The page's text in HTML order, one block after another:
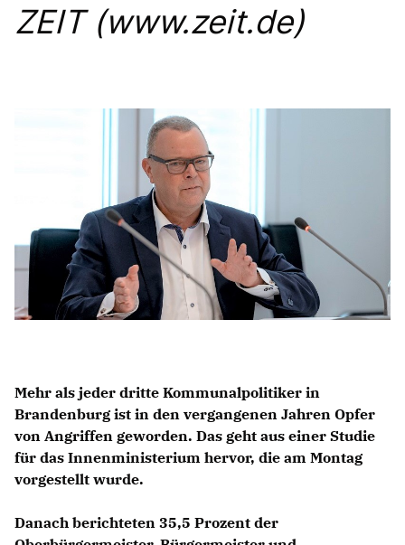
MEIN WAHLKREIS
ZIELE
CDU Deutschland
CDU Fraktion im Brandenburger Landtag
CDU Brandenburg
CDU Potsdam
ZEIT (www.zeit.de)
Mehr als jeder dritte Kommunalpolitiker in
Brandenburg ist in den vergangenen Jahren Opfer
von Angriffen geworden. Das geht aus einer Studie
für das Innenministerium hervor, die am Montag
vorgestellt wurde.
Danach berichteten 35,5 Prozent der